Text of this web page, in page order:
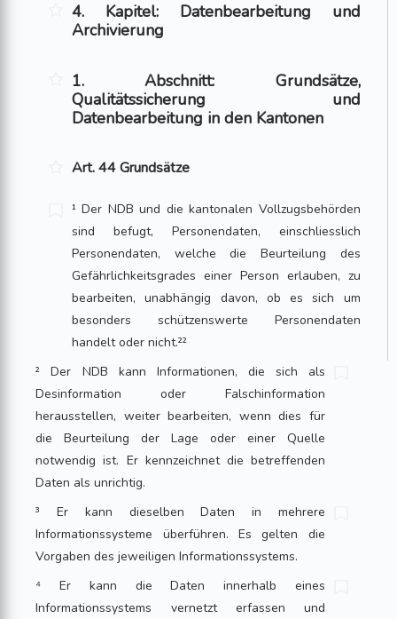
4. Kapitel: Datenbearbeitung und
Archivierung
1. Abschnitt: Grundsätze,
Qualitätssicherung und
Datenbearbeitung in den Kantonen
Art. 44 Grundsätze
¹ Der NDB und die kantonalen Vollzugs­behörden
sind befugt, Per­sonendaten, einschliesslich
Personendaten, welche die Be­urteilung des
Gefährlichkeitsgrades einer Person erlauben, zu
bearbeiten, unabhängig davon, ob es sich um
besonders schützenswerte Personendaten
handelt oder nicht.²²
² Der NDB kann Informationen, die sich als
Desinformation oder Falschinformation
herausstellen, weiter bearbeiten, wenn dies für
die Beurteilung der Lage oder einer Quelle
notwendig ist. Er kennzeichnet die betreffenden
Daten als unrichtig.
³ Er kann dieselben Daten in mehrere
Informationssysteme überführen. Es gelten die
Vorgaben des jeweiligen Informationssystems.
⁴ Er kann die Daten innerhalb eines
Informationssystems vernetzt erfassen und